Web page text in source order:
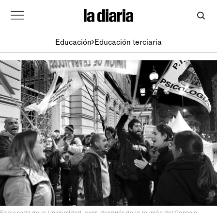
Educación Educación terciaria